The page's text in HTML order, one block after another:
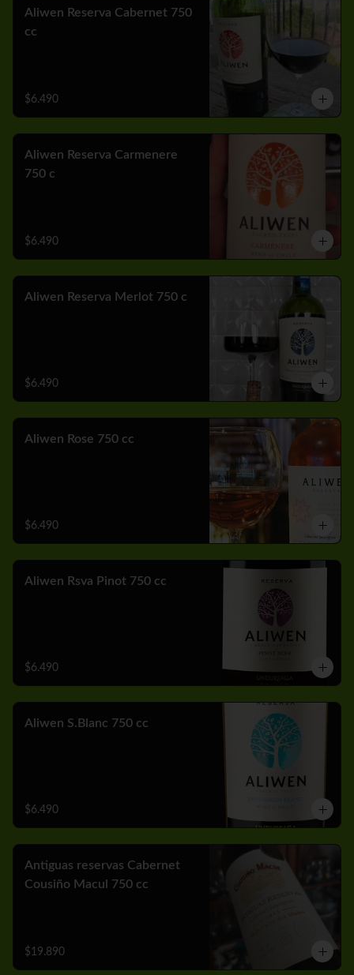
Aliwen Reserva Cabernet 750
cc
$6.490
Aliwen Reserva Carmenere
750 c
$6.490
Aliwen Reserva Merlot 750 c
$6.490
Aliwen Rose 750 cc
$6.490
Aliwen Rsva Pinot 750 cc
$6.490
Aliwen S.Blanc 750 cc
$6.490
Antiguas reservas Cabernet
Cousiño Macul 750 cc
$19.890